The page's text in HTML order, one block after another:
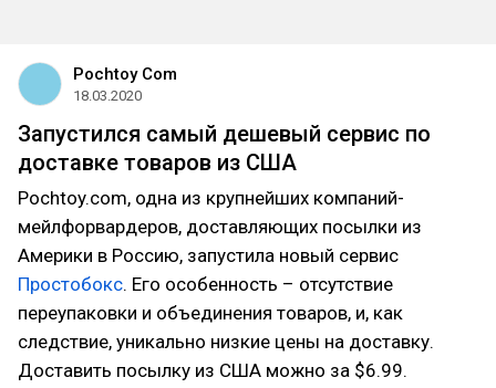
Pochtoy Com
18.03.2020
Запустился самый дешевый сервис по
доставке товаров из США
Pochtoy.com, одна из крупнейших компаний-
мейлфорвардеров, доставляющих посылки из
Америки в Россию, запустила новый сервис
Простобокс. Его особенность – отсутствие
переупаковки и объединения товаров, и, как
следствие, уникально низкие цены на доставку.
Доставить посылку из США можно за $6.99.